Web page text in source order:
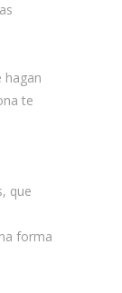
hagan
te
que
forma